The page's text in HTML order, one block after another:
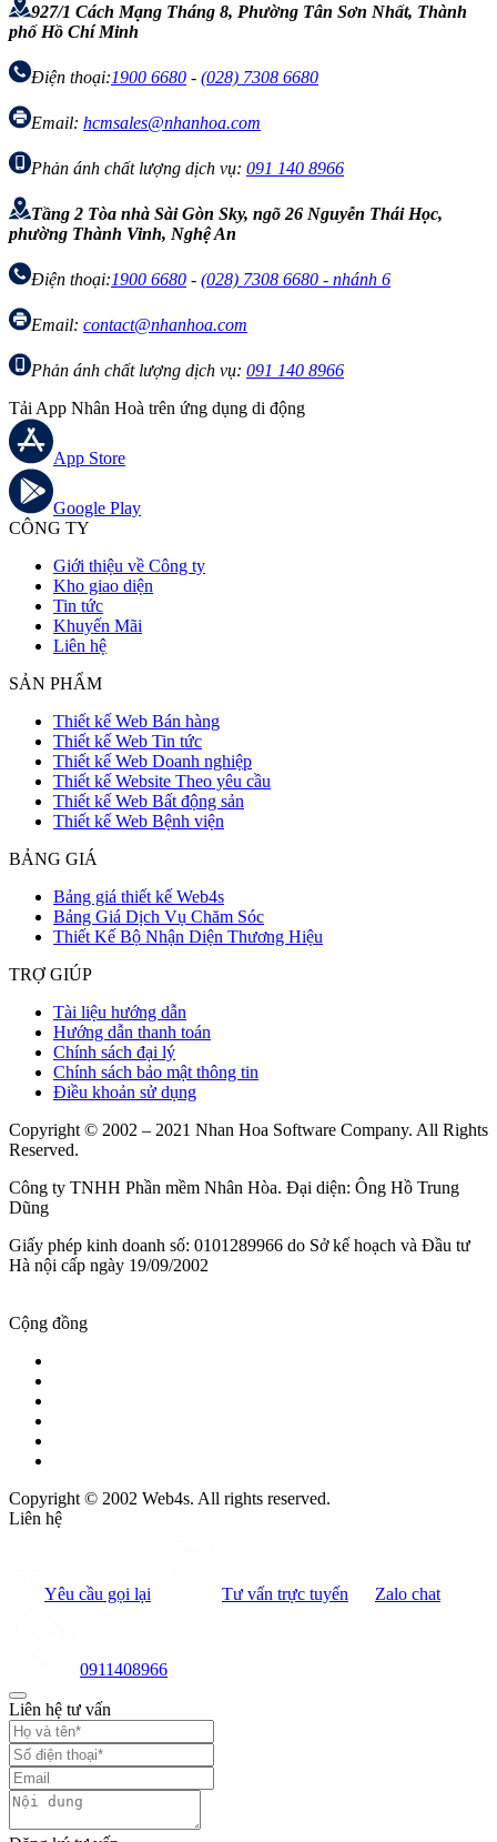
927/1 Cách Mạng Tháng 8, Phường Tân Sơn Nhất, Thành
phố Hồ Chí Minh
Điện thoại:1900 6680 - (028) 7308 6680
Email: hcmsales@nhanhoa.com
Phản ánh chất lượng dịch vụ: 091 140 8966
Tầng 2 Tòa nhà Sài Gòn Sky, ngõ 26 Nguyễn Thái Học,
phường Thành Vinh, Nghệ An
Điện thoại:1900 6680 - (028) 7308 6680 - nhánh 6
Email: contact@nhanhoa.com
Phản ánh chất lượng dịch vụ: 091 140 8966
Tải App Nhân Hoà trên ứng dụng di động
App Store
Google Play
CÔNG TY
Giới thiệu về Công ty
Kho giao diện
Tin tức
Khuyến Mãi
Liên hệ
SẢN PHẨM
Thiết kế Web Bán hàng
Thiết kế Web Tin tức
Thiết kế Web Doanh nghiệp
Thiết kế Website Theo yêu cầu
Thiết kế Web Bất động sản
Thiết kế Web Bệnh viện
BẢNG GIÁ
Bảng giá thiết kế Web4s
Bảng Giá Dịch Vụ Chăm Sóc
Thiết Kế Bộ Nhận Diện Thương Hiệu
TRỢ GIÚP
Tài liệu hướng dẫn
Hướng dẫn thanh toán
Chính sách đại lý
Chính sách bảo mật thông tin
Điều khoản sử dụng
Copyright © 2002 – 2021 Nhan Hoa Software Company. All Rights
Reserved.
Công ty TNHH Phần mềm Nhân Hòa. Đại diện: Ông Hồ Trung
Dũng
Giấy phép kinh doanh số: 0101289966 do Sở kế hoạch và Đầu tư
Hà nội cấp ngày 19/09/2002
Cộng đồng
Copyright © 2002 Web4s. All rights reserved.
Liên hệ
Yêu cầu gọi lại Tư vấn trực tuyến Zalo chat
0911408966
Liên hệ tư vấn